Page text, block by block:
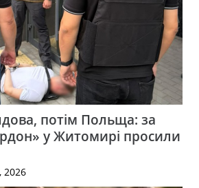
потім Польща: за
у Житомирі просили
2026